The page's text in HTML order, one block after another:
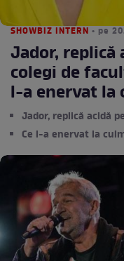
SHOWBIZ INTERN • pe
Jador,
colegi de
l-a enervat la
Jador, replică acidă
Ce l-a enervat la